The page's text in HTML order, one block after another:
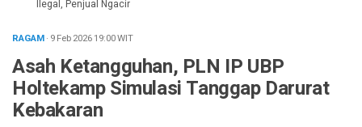
Ilegal, Penjual Ngacir
RAGAM· 9 Feb 202619:00WIT
Asah Ketangguhan, PLN IP UBP
Holtekamp Simulasi Tanggap Darurat
Kebakaran